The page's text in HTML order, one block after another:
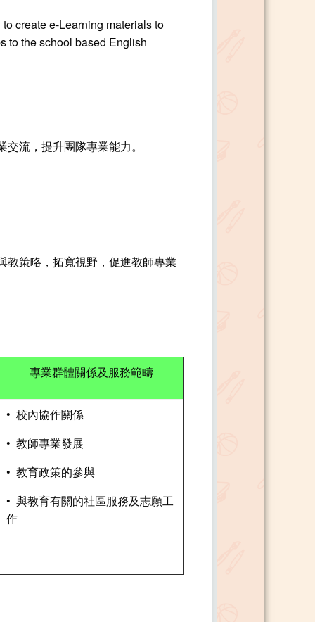
create e-Learning materials to
to the school based English
流，提升團隊專業能力。
教策略，拓寬視野，促進教師專業
專業群體關係及服務範疇
• 校內協作關係
• 教師專業發展
• 教育政策的參與
• 與教育有關的社區服務及志願工
作